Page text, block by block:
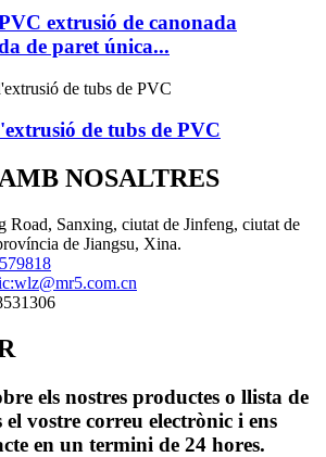
extrusió de canonada
de paret única...
de tubs de PVC
NOSALTRES
Road, Sanxing, ciutat de Jinfeng, ciutat de
de Jiangsu, Xina.
wlz@mr5.com.cn
els nostres productes o llista de
el vostre correu electrònic i ens
en un termini de 24 hores.